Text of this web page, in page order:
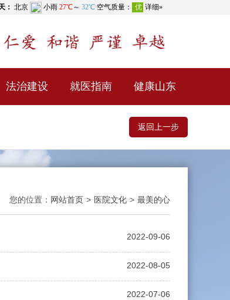
法治建设 就医指南 健康山东
返回上一步
您的位置： 网站首页 > 医院文化 > 最美的心
2022-09-06
2022-08-05
2022-07-06